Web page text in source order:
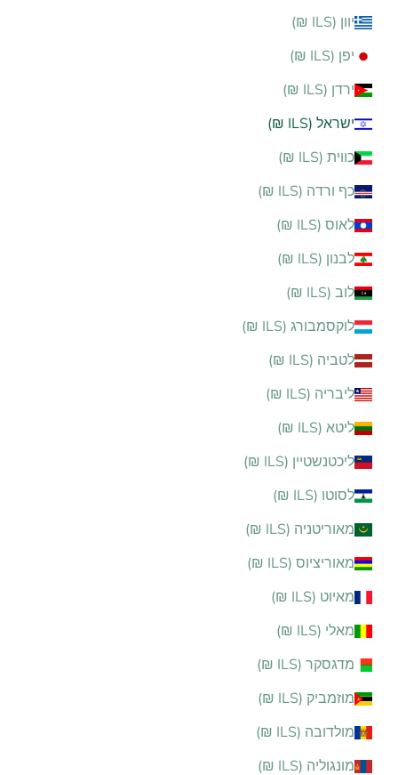
יוון (ILS ₪)
יפן (ILS ₪)
ירדן (ILS ₪)
ישראל (ILS ₪)
כווית (ILS ₪)
כף ורדה (ILS ₪)
לאוס (ILS ₪)
לבנון (ILS ₪)
לוב (ILS ₪)
לוקסמבורג (ILS ₪)
לטביה (ILS ₪)
ליבריה (ILS ₪)
ליטא (ILS ₪)
ליכטנשטיין (ILS ₪)
לסוטו (ILS ₪)
מאוריטניה (ILS ₪)
מאוריציוס (ILS ₪)
מאיוט (ILS ₪)
מאלי (ILS ₪)
מדגסקר (ILS ₪)
מוזמביק (ILS ₪)
מולדובה (ILS ₪)
מונגוליה (ILS ₪)